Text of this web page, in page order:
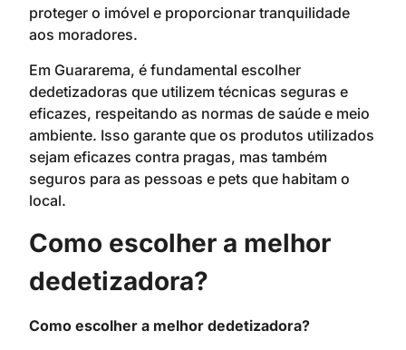
proteger o imóvel e proporcionar tranquilidade
aos moradores.
Em Guararema, é fundamental escolher
dedetizadoras que utilizem técnicas seguras e
eficazes, respeitando as normas de saúde e meio
ambiente. Isso garante que os produtos utilizados
sejam eficazes contra pragas, mas também
seguros para as pessoas e pets que habitam o
local.
Como escolher a melhor
dedetizadora?
Como escolher a melhor dedetizadora?